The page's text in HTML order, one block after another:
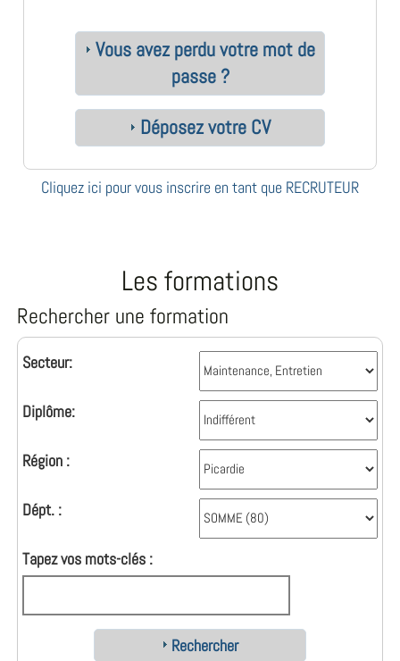
Vous avez perdu votre mot de
passe ?
Déposez votre CV
Cliquez ici pour vous inscrire en tant que RECRUTEUR
Les formations
Rechercher une formation
Secteur:
Diplôme:
Région :
Dépt. :
Tapez vos mots-clés :
Rechercher